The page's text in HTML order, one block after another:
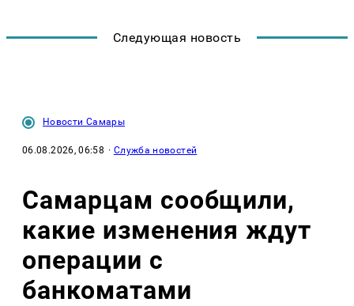
Следующая новость
Новости Самары
06.08.2026, 06:58 · Служба новостей
Самарцам сообщили,
какие изменения ждут
операции с
банкоматами